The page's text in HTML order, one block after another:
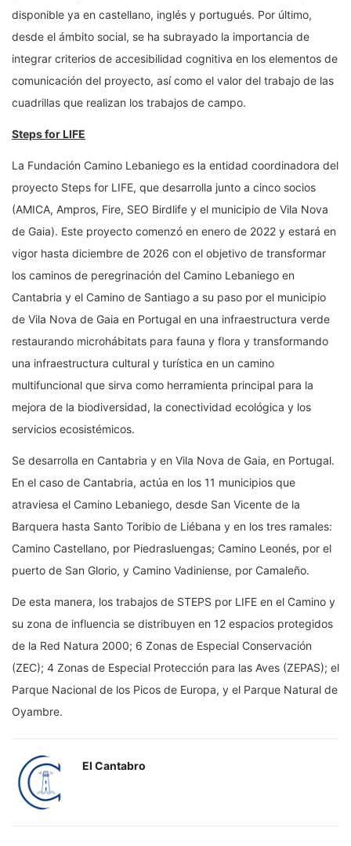
disponible ya en castellano, inglés y portugués. Por último,
desde el ámbito social, se ha subrayado la importancia de
integrar criterios de accesibilidad cognitiva en los elementos de
comunicación del proyecto, así como el valor del trabajo de las
cuadrillas que realizan los trabajos de campo.
Steps for LIFE
La Fundación Camino Lebaniego es la entidad coordinadora del
proyecto Steps for LIFE, que desarrolla junto a cinco socios
(AMICA, Ampros, Fire, SEO Birdlife y el municipio de Vila Nova
de Gaia). Este proyecto comenzó en enero de 2022 y estará en
vigor hasta diciembre de 2026 con el objetivo de transformar
los caminos de peregrinación del Camino Lebaniego en
Cantabria y el Camino de Santiago a su paso por el municipio
de Vila Nova de Gaia en Portugal en una infraestructura verde
restaurando microhábitats para fauna y flora y transformando
una infraestructura cultural y turística en un camino
multifuncional que sirva como herramienta principal para la
mejora de la biodiversidad, la conectividad ecológica y los
servicios ecosistémicos.
Se desarrolla en Cantabria y en Vila Nova de Gaia, en Portugal.
En el caso de Cantabria, actúa en los 11 municipios que
atraviesa el Camino Lebaniego, desde San Vicente de la
Barquera hasta Santo Toribio de Liébana y en los tres ramales:
Camino Castellano, por Piedrasluengas; Camino Leonés, por el
puerto de San Glorio, y Camino Vadiniense, por Camaleño.
De esta manera, los trabajos de STEPS por LIFE en el Camino y
su zona de influencia se distribuyen en 12 espacios protegidos
de la Red Natura 2000; 6 Zonas de Especial Conservación
(ZEC); 4 Zonas de Especial Protección para las Aves (ZEPAS); el
Parque Nacional de los Picos de Europa, y el Parque Natural de
Oyambre.
El Cantabro